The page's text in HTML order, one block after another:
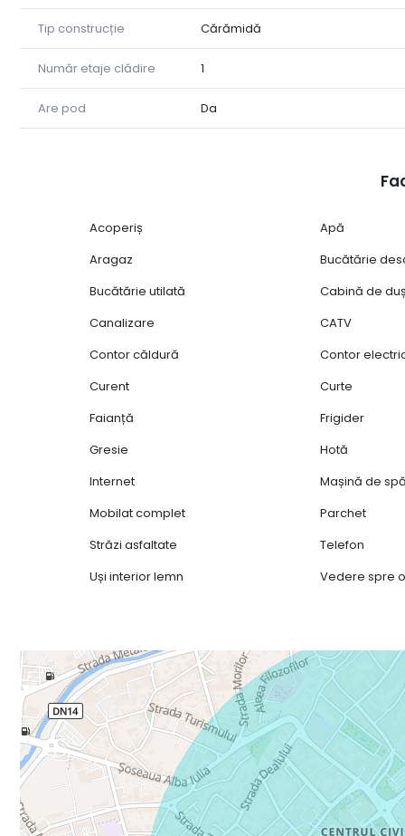
Tip construcție Cărămidă
Număr etaje clădire 1
Are pod Da
Acoperiș Apă
Aragaz
Bucătărie
Bucătărie utilată
Cabină de duș
Canalizare
CATV
Contor căldură
Contor
Curent
Curte
Faianță
Frigider
Gresie
Hotă
Internet
Mașină de
Mobilat complet
Parchet
Străzi asfaltate
Telefon
Uși interior lemn
Vedere spre